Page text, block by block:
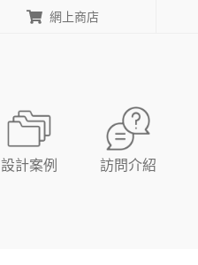
網上商店
設計案例 訪問介紹